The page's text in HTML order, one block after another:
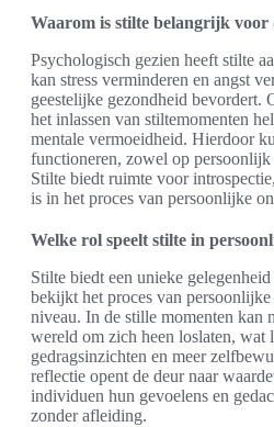
Waarom is stilte belangrijk voor
Psychologisch gezien heeft stilte
kan stress verminderen en angst
geestelijke gezondheid bevordert.
het inlassen van stiltemomenten
mentale vermoeidheid. Hierdoor
functioneren, zowel op persoonlijk
Stilte biedt ruimte voor
is in het proces van persoonlijke
Welke rol speelt stilte in
Stilte biedt een unieke
bekijkt het proces van
niveau. In de stille momenten kan
wereld om zich heen loslaten, wat
gedragsinzichten en meer
reflectie opent de deur naar
individuen hun gevoelens en
zonder afleiding.